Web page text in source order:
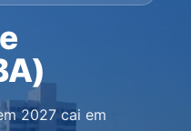
2027 cai em